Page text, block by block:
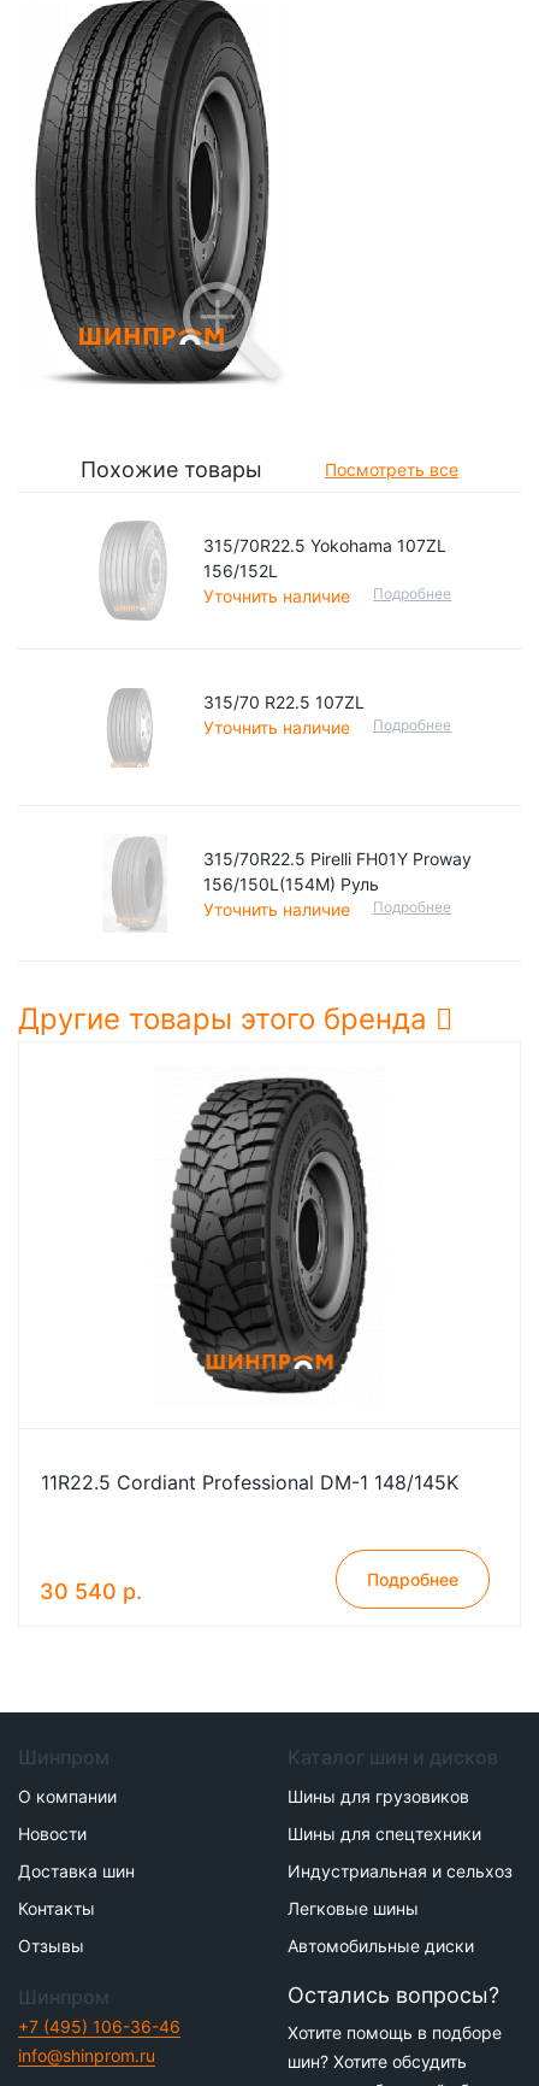
Похожие товары Посмотреть все
315/70R22.5 Yokohama 107ZL
156/152L
Уточнить наличие
Подробнее
315/70 R22.5 107ZL
Уточнить наличие
Подробнее
315/70R22.5 Pirelli FH01Y Proway
156/150L(154M) Руль
Уточнить наличие
Подробнее
Другие товары этого бренда
11R22.5 Cordiant Professional DM-1 148/145K
30 540 р. Подробнее
Шинпром
О компании
Новости
Доставка шин
Контакты
Отзывы
Каталог шин и дисков
Шины для грузовиков
Шины для спецтехники
Индустриальная и сельхоз
Легковые шины
Автомобильные диски
Шинпром
+7 (495) 106-36-46
info@shinprom.ru
Остались вопросы?
Хотите помощь в подборе
шин? Хотите обсудить